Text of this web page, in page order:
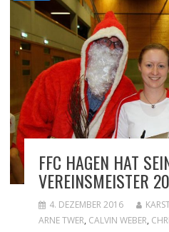
FFC HAGEN HAT
VEREINSMEISTER
4. DEZEMBER 2016
ARNE TWER, CALVIN WEBER,